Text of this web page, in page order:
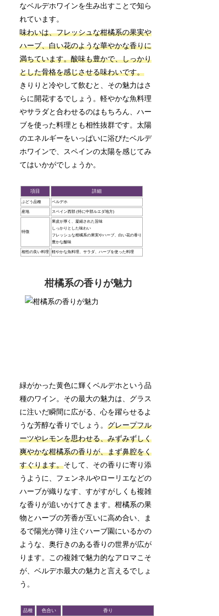
なベルデホワインを生み出すことで知ら
れています。
味わいは、フレッシュな柑橘系の果実や
ハーブ、白い花のような華やかな香りに
満ちています。酸味も豊かで、しっかり
とした骨格を感じさせる味わいです。
きりりと冷やして飲むと、その魅力はさ
らに開花するでしょう。軽やかな魚料理
やサラダと合わせるのはもちろん、ハー
ブを使った料理とも相性抜群です。太陽
のエネルギーをいっぱいに浴びたベルデ
ホワインで、スペインの太陽を感じてみ
てはいかがでしょうか。
項目 詳細
ぶどう品種 ベルデホ
産地 スペイン西部 (特に中部ルエダ地方)
特徴
果皮が厚く、凝縮された旨味
しっかりとした味わい
フレッシュな柑橘系の果実やハーブ、白い花の香り
豊かな酸味
相性の良い料理 軽やかな魚料理、サラダ、ハーブを使った料理
柑橘系の香りが魅力
緑がかった黄色に輝くベルデホという品
種のワイン。その最大の魅力は、グラス
に注いだ瞬間に広がる、心を躍らせるよ
うな芳醇な香りでしょう。グレープフル
ーツやレモンを思わせる、みずみずしく
爽やかな柑橘系の香りが、まず鼻腔をく
すぐります。そして、その香りに寄り添
うように、フェンネルやローリエなどの
ハーブが織りなす、すがすがしくも複雑
な香りが追いかけてきます。柑橘系の果
物とハーブの芳香が互いに高め合い、ま
るで陽光が降り注ぐハーブ園にいるかの
ような、奥行きのある香りの世界が広が
ります。この複雑で魅力的なアロマこそ
が、ベルデホ最大の魅力と言えるでしょ
う。
品種 色合い 香り